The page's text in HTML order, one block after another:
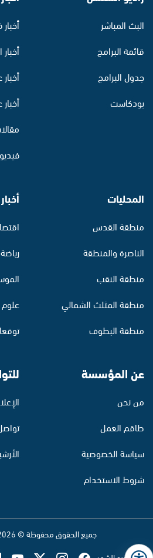
البث المباشر
قائمة البرامج
جدول البرامج
بودكاست
فيديو
المحليات
منطقة القدس
الناصرة والمنطقة
منطقة النقب
منطقة المثلث الشمالي
منطقة البطوف
رياضة
علوم
عن المؤسسة
من نحن
طاقم العمل
سياسة الخصوصية
شروط الاستخدام
جميع الحقوق محفوظة © 2026 | موقع الشمس